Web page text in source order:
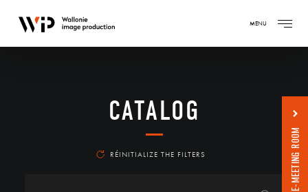
MENU
CATALOG
RÉINITIALIZE THE FILTERS E-MEETING ROOM